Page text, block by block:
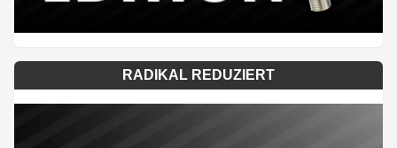
RADIKAL REDUZIERT